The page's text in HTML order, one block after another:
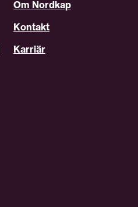
Om Nordkap
Kontakt
Karriär